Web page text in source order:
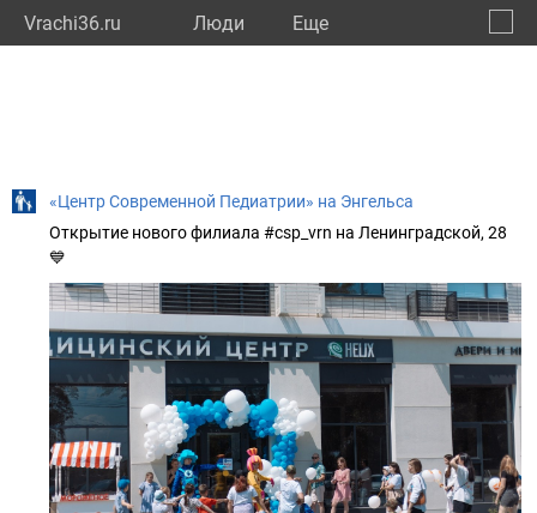
Vrachi36.ru Люди Eще
«Центр Современной Педиатрии» на Энгельса
Открытие нового филиала #csp_vrn на Ленинградской, 28
💙